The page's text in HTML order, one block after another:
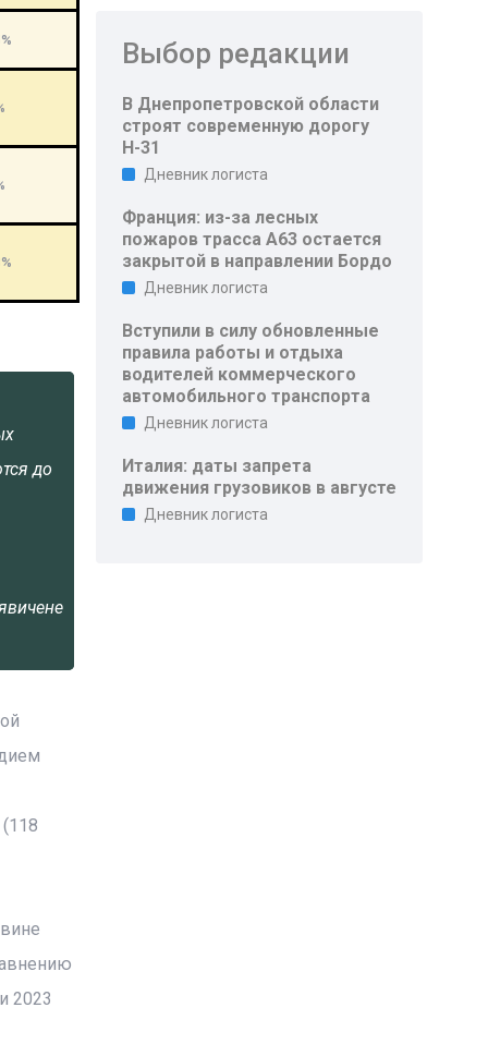
до
2023
Выбор редакции
В Днепропетровской области
строят современную дорогу
Н-31
Дневник логиста
Франция: из-за лесных
пожаров трасса A63 остается
закрытой в направлении Бордо
Дневник логиста
Вступили в силу обновленные
правила работы и отдыха
водителей коммерческого
автомобильного транспорта
Дневник логиста
Италия: даты запрета
движения грузовиков в августе
Дневник логиста